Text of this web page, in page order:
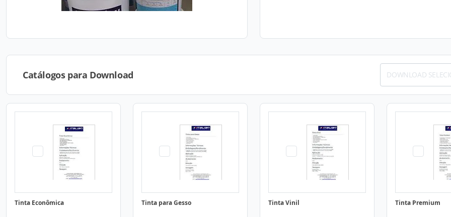
Catálogos para Download DOWNLOAD
Tinta Econômica Tinta para Gesso Tinta Vinil Tinta Premium